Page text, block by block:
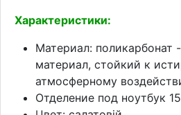
Характеристики:
Материал: поликарбонат
материал, стойкий к
атмосферному
Отделение под ноутбук